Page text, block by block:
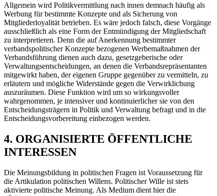
Allgemein wird Politikvermittlung nach innen demnach häufig als
Werbung für bestimmte Konzepte und als Sicherung von
Mitgliederloyalität betrieben. Es wäre jedoch falsch, diese Vorgänge
ausschließlich als eine Form der Entmündigung der Mitgliedschaft
zu interpretieren. Denn die auf Anerkennung bestimmter
verbandspolitischer Konzepte bezogenen Werbemaßnahmen der
Verbandsführung dienen auch dazu, gesetzgeberische oder
Verwaltungsentscheidungen, an denen die Verbandsrepräsentanten
mitgewirkt haben, der eigenen Gruppe gegenüber zu vermitteln, zu
erläutern und mögliche Widerstände gegen die Verwirklichung
auszuräumen. Diese Funktion wird um so wirkungsvoller
wahrgenommen, je intensiver und kontinuierlicher sie von den
Entscheidungsträgern in Politik und Verwaltung befragt und in die
Entscheidungsvorbereitung einbezogen werden.
4. ORGANISIERTE ÖFFENTLICHE
INTERESSEN
Die Meinungsbildung in politischen Fragen ist Voraussetzung für
die Artikulation politischen Willens. Politischer Wille ist stets
aktivierte politische Meinung. Als Medium dient hier die